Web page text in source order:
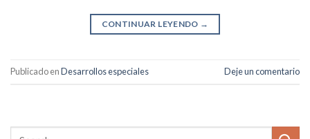
CONTINUAR LEYENDO →
Publicado enDesarrollos especiales Deje un comentario